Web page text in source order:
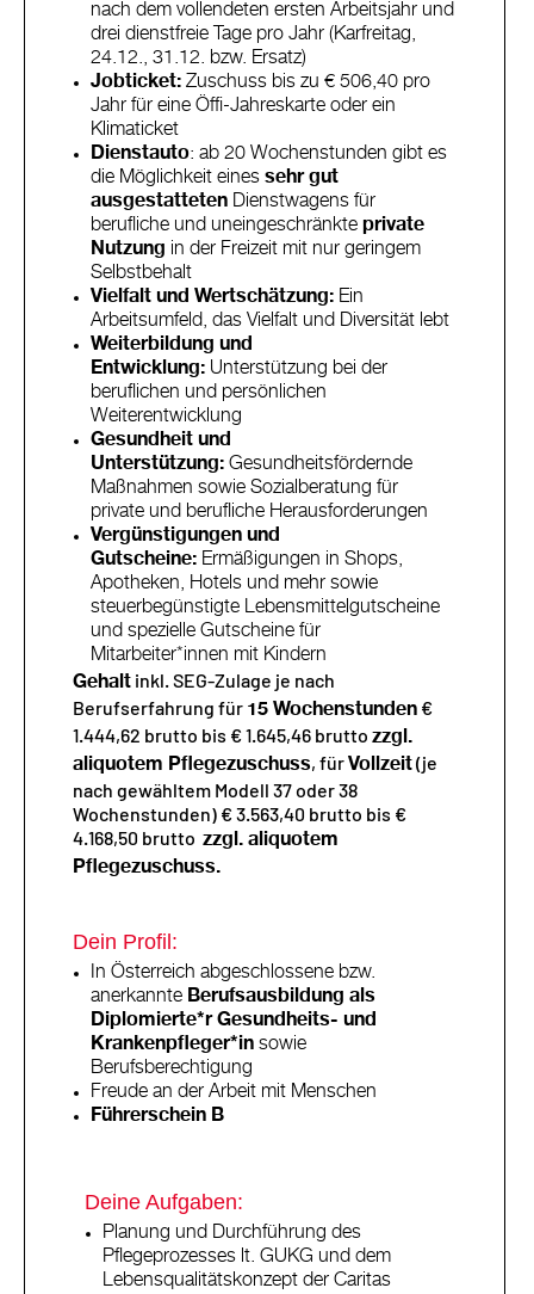
nach dem vollendeten ersten Arbeitsjahr und
drei dienstfreie Tage pro Jahr (Karfreitag,
24.12., 31.12. bzw. Ersatz)
Jobticket: Zuschuss bis zu € 506,40 pro
Jahr für eine Öffi-Jahreskarte oder ein
Klimaticket
Dienstauto: ab 20 Wochenstunden gibt es
die Möglichkeit eines sehr gut
ausgestatteten Dienstwagens für
berufliche und uneingeschränkte private
Nutzung in der Freizeit mit nur geringem
Selbstbehalt
Vielfalt und Wertschätzung: Ein
Arbeitsumfeld, das Vielfalt und Diversität lebt
Weiterbildung und
Entwicklung: Unterstützung bei der
beruflichen und persönlichen
Weiterentwicklung
Gesundheit und
Unterstützung: Gesundheitsfördernde
Maßnahmen sowie Sozialberatung für
private und berufliche Herausforderungen
Vergünstigungen und
Gutscheine: Ermäßigungen in Shops,
Apotheken, Hotels und mehr sowie
steuerbegünstigte Lebensmittelgutscheine
und spezielle Gutscheine für
Mitarbeiter*innen mit Kindern
Gehalt inkl. SEG-Zulage je nach
Berufserfahrung für 15 Wochenstunden €
1.444,62 brutto bis € 1.645,46 brutto zzgl.
aliquotem Pflegezuschuss, für Vollzeit(je
nach gewähltem Modell 37 oder 38
Wochenstunden) € 3.563,40 brutto bis €
4.168,50 brutto zzgl. aliquotem
Pflegezuschuss.
Dein Profil:
In Österreich abgeschlossene bzw.
anerkannte Berufsausbildung als
Diplomierte*r Gesundheits- und
Krankenpfleger*in sowie
Berufsberechtigung
Freude an der Arbeit mit Menschen
Führerschein B
Deine Aufgaben:
Planung und Durchführung des
Pflegeprozesses lt. GUKG und dem
Lebensqualitätskonzept der Caritas